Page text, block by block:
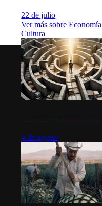
22 de julio
Ver más sobreEconomía
Cultura
4 de agosto